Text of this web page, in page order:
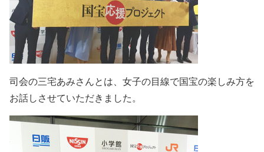
司会の三宅あみさんとは、女子の目線で国宝の楽しみ方を
お話しさせていただきました。